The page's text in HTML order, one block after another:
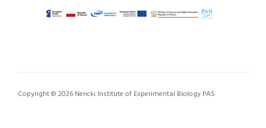
Copyright © 2026 Nencki Institute of Experimental Biology PAS